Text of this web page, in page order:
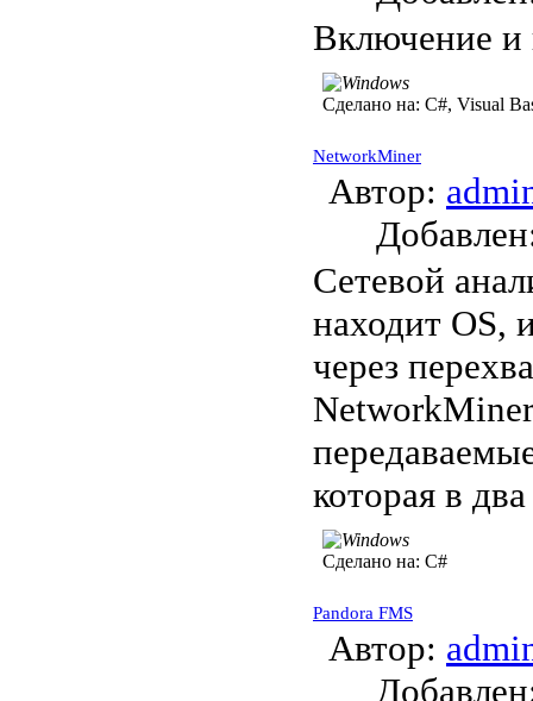
Включение и
Сделано на: C#, Visual
NetworkMiner
Автор:
Сетевой
находит OS,
через
которая в
Сделано на: C#
Pandora FMS
Автор: